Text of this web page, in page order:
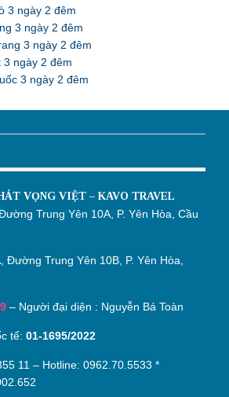
3 ngày 2 đêm
3 ngày 2 đêm
3 ngày 2 đêm
3 ngày 2 đêm
3 ngày 2 đêm
VỌNG VIỆT – KAVO TRAVEL
Trung Yên 10A, P. Yên Hòa, Cầu
Đường Trung Yên 10B, P. Yên Hòa,
– Người đại diện : Nguyễn Bá Toàn
tế:01-1695/2022
11 – Hotline:0962.70.5533 *